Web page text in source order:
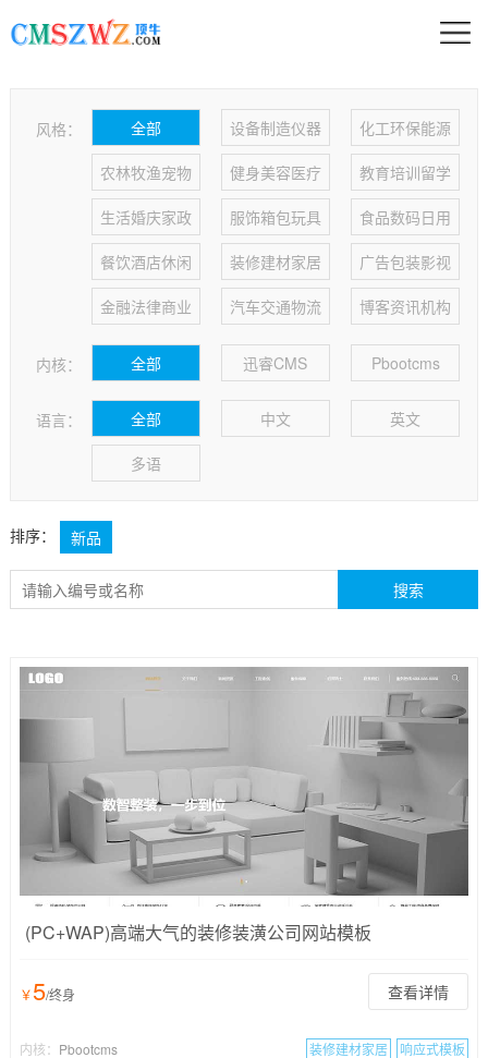
风格： 全部 设备制造仪器 化工环保能源
农林牧渔宠物 健身美容医疗 教育培训留学
生活婚庆家政 服饰箱包玩具 食品数码日用
餐饮酒店休闲 装修建材家居 广告包装影视
金融法律商业 汽车交通物流 博客资讯机构
内核： 全部 迅睿CMS Pbootcms
语言： 全部 中文 英文
多语
排序： 新品
(PC+WAP)高端大气的装修装潢公司网站模板
￥5/终身 查看详情
内核： Pbootcms 装修建材家居 响应式模板